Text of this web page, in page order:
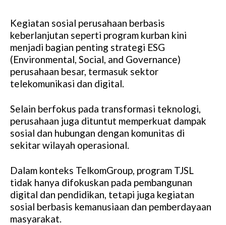
Kegiatan sosial perusahaan berbasis
keberlanjutan seperti program kurban kini
menjadi bagian penting strategi ESG
(Environmental, Social, and Governance)
perusahaan besar, termasuk sektor
telekomunikasi dan digital.
Selain berfokus pada transformasi teknologi,
perusahaan juga dituntut memperkuat dampak
sosial dan hubungan dengan komunitas di
sekitar wilayah operasional.
Dalam konteks TelkomGroup, program TJSL
tidak hanya difokuskan pada pembangunan
digital dan pendidikan, tetapi juga kegiatan
sosial berbasis kemanusiaan dan pemberdayaan
masyarakat.